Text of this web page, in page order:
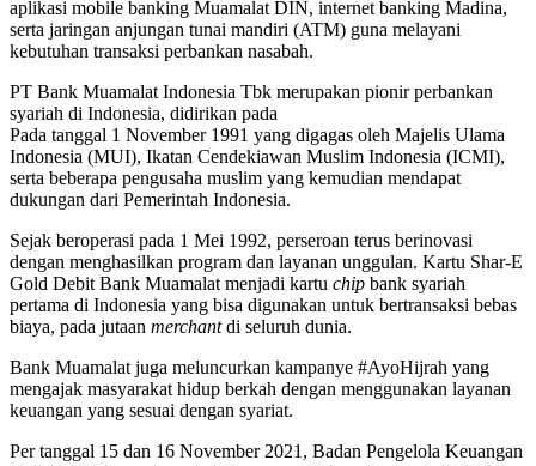
aplikasi mobile banking Muamalat DIN, internet banking Madina,
serta jaringan anjungan tunai mandiri (ATM) guna melayani
kebutuhan transaksi perbankan nasabah.
PT Bank Muamalat Indonesia Tbk merupakan pionir perbankan
syariah di Indonesia, didirikan pada
Pada tanggal 1 November 1991 yang digagas oleh Majelis Ulama
Indonesia (MUI), Ikatan Cendekiawan Muslim Indonesia (ICMI),
serta beberapa pengusaha muslim yang kemudian mendapat
dukungan dari Pemerintah Indonesia.
Sejak beroperasi pada 1 Mei 1992, perseroan terus berinovasi
dengan menghasilkan program dan layanan unggulan. Kartu Shar-E
Gold Debit Bank Muamalat menjadi kartu chip bank syariah
pertama di Indonesia yang bisa digunakan untuk bertransaksi bebas
biaya, pada jutaan merchantdi seluruh dunia.
Bank Muamalat juga meluncurkan kampanye #AyoHijrah yang
mengajak masyarakat hidup berkah dengan menggunakan layanan
keuangan yang sesuai dengan syariat.
Per tanggal 15 dan 16 November 2021, Badan Pengelola Keuangan